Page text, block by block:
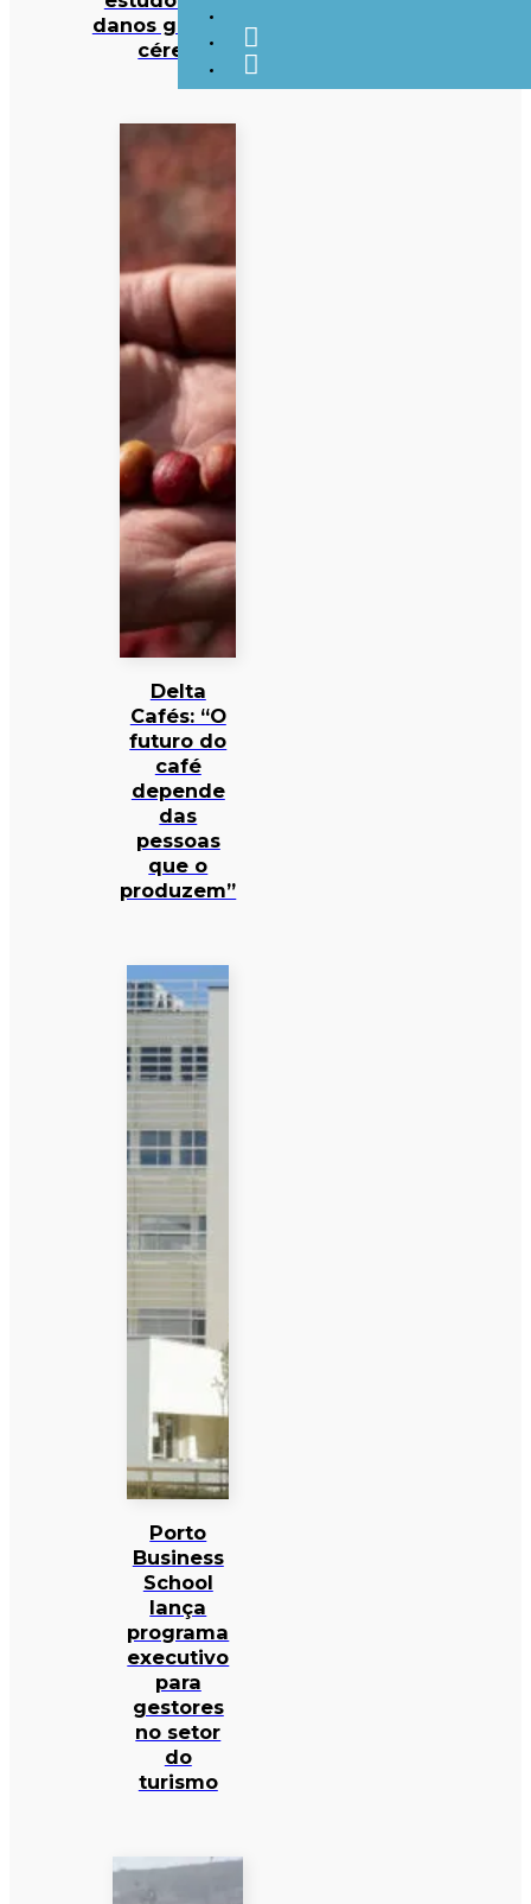
danos graves no
cérebro
Delta
Cafés: “O
futuro do
café
depende
das
pessoas
que o
produzem”
Porto
Business
School
lança
programa
executivo
para
gestores
no setor
do
turismo